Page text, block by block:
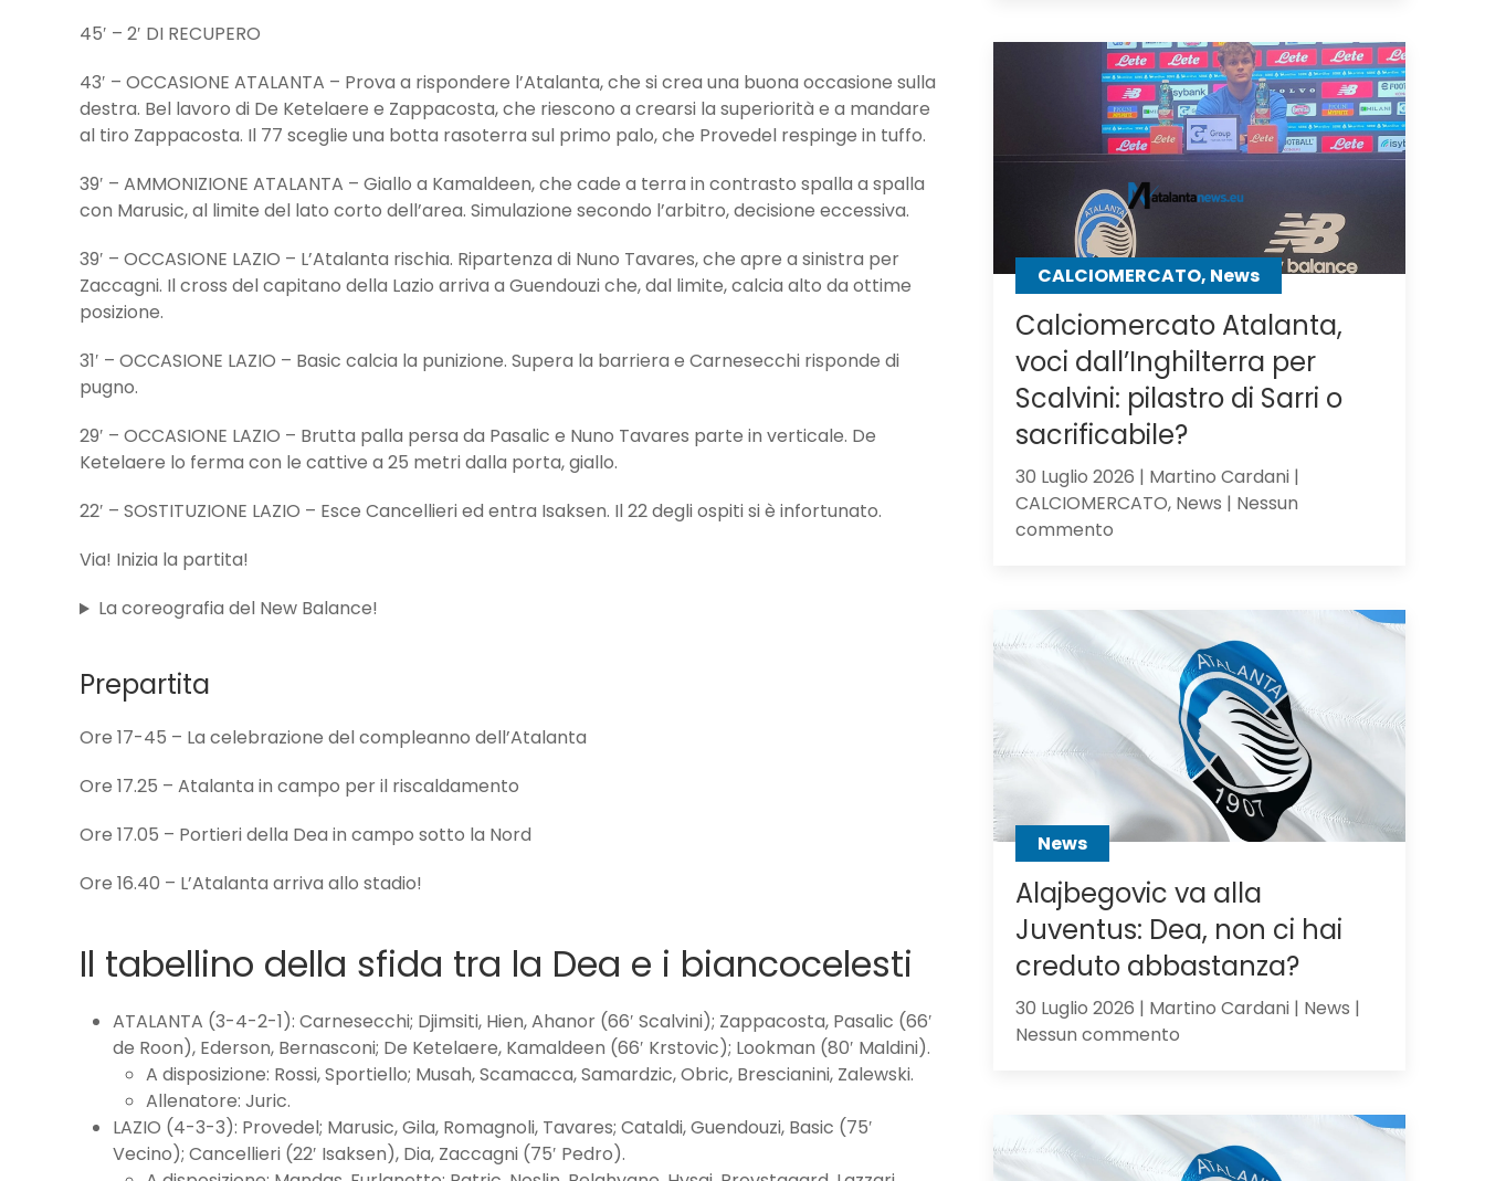
45′ – 2′ DI RECUPERO
43′ – OCCASIONE ATALANTA – Prova a rispondere l’Atalanta, che si crea una buona occasione sulla
destra. Bel lavoro di De Ketelaere e Zappacosta, che riescono a crearsi la superiorità e a mandare
al tiro Zappacosta. Il 77 sceglie una botta rasoterra sul primo palo, che Provedel respinge in tuffo.
39′ – AMMONIZIONE ATALANTA – Giallo a Kamaldeen, che cade a terra in contrasto spalla a spalla
con Marusic, al limite del lato corto dell’area. Simulazione secondo l’arbitro, decisione eccessiva.
39′ – OCCASIONE LAZIO – L’Atalanta rischia. Ripartenza di Nuno Tavares, che apre a sinistra per
Zaccagni. Il cross del capitano della Lazio arriva a Guendouzi che, dal limite, calcia alto da ottime
posizione.
31′ – OCCASIONE LAZIO – Basic calcia la punizione. Supera la barriera e Carnesecchi risponde di
pugno.
29′ – OCCASIONE LAZIO – Brutta palla persa da Pasalic e Nuno Tavares parte in verticale. De
Ketelaere lo ferma con le cattive a 25 metri dalla porta, giallo.
22′ – SOSTITUZIONE LAZIO – Esce Cancellieri ed entra Isaksen. Il 22 degli ospiti si è infortunato.
Via! Inizia la partita!
La coreografia del New Balance!
Prepartita
Ore 17-45 – La celebrazione del compleanno dell’Atalanta
Ore 17.25 – Atalanta in campo per il riscaldamento
Ore 17.05 – Portieri della Dea in campo sotto la Nord
Ore 16.40 – L’Atalanta arriva allo stadio!
Il tabellino della sfida tra la Dea e i biancocelesti
ATALANTA (3-4-2-1): Carnesecchi; Djimsiti, Hien, Ahanor (66′ Scalvini); Zappacosta, Pasalic (66′
de Roon), Ederson, Bernasconi; De Ketelaere, Kamaldeen (66′ Krstovic); Lookman (80′ Maldini).
A disposizione: Rossi, Sportiello; Musah, Scamacca, Samardzic, Obric, Brescianini, Zalewski.
Allenatore: Juric.
LAZIO (4-3-3): Provedel; Marusic, Gila, Romagnoli, Tavares; Cataldi, Guendouzi, Basic (75′
Vecino); Cancellieri (22′ Isaksen), Dia, Zaccagni (75′ Pedro).
il
Milan,
su
Samardzic,
offre
CALCIOMERCATO, News
Calciomercato Atalanta,
voci dall’Inghilterra per
Scalvini: pilastro di Sarri o
sacrificabile?
30 Luglio 2026 | Martino Cardani |
CALCIOMERCATO, News | Nessun
commentosu
voci
dall’Inghilterra
per
Scalvini:
pilastro
di
Sarri
o
sacrificabile?
News
Alajbegovic va alla
Juventus: Dea, non ci hai
creduto abbastanza?
30 Luglio 2026 | Martino Cardani | News |
Nessun commentosu
alla
Juventus:
Dea,